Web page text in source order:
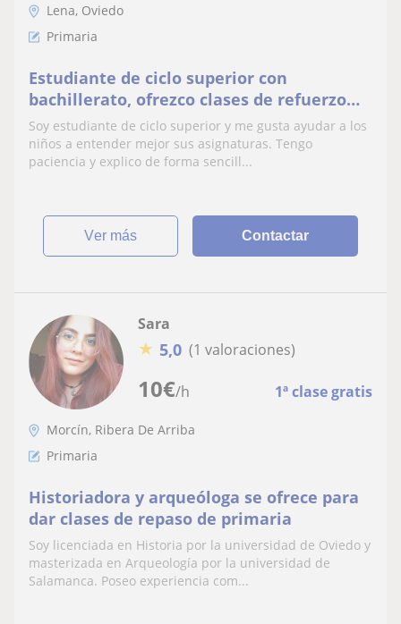
Lena, Oviedo
Primaria
Estudiante de ciclo superior con
bachillerato, ofrezco clases de refuerzo
para primaria adaptadas a cada alumno.
Soy estudiante de ciclo superior y me gusta ayudar a los
niños a entender mejor sus asignaturas. Tengo
paciencia y explico de forma sencill...
ver más Contactar
10€/h 1ª clase gratis
Sara
★ 5,0 (1 valoraciones)
Morcín, Ribera De Arriba
Primaria
Historiadora y arqueóloga se ofrece para
dar clases de repaso de primaria
Soy licenciada en Historia por la universidad de Oviedo y
masterizada en Arqueología por la universidad de
Salamanca. Poseo experiencia com...